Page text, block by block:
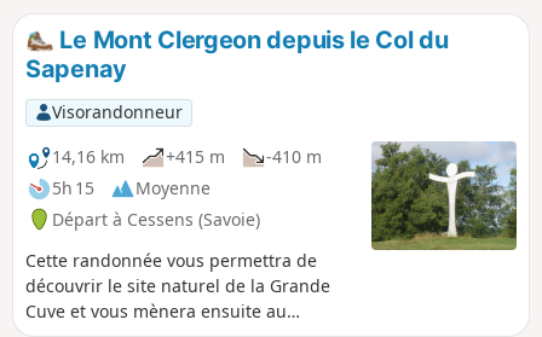
Le Mont Clergeon depuis le Col du
Sapenay
Visorandonneur
14,16 km
+415 m
-410 m
5h 15
Moyenne
Départ à Cessens (Savoie)
Cette randonnée vous permettra de
découvrir le site naturel de la Grande
Cuve et vous mènera ensuite au